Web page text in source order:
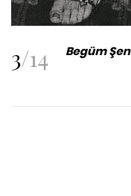
3/14 Begüm Şen